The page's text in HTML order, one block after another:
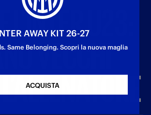
L’INTERU23:
VECCHI
L’ALLENATORE
AWAY KIT 26-27
Same Belonging. Scopri la nuova maglia
ACQUISTA